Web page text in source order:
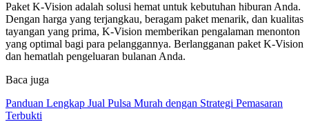
Paket K-Vision adalah solusi hemat untuk kebutuhan hiburan Anda.
Dengan harga yang terjangkau, beragam paket menarik, dan kualitas
tayangan yang prima, K-Vision memberikan pengalaman menonton
yang optimal bagi para pelanggannya. Berlangganan paket K-Vision
dan hematlah pengeluaran bulanan Anda.
Baca juga
Panduan Lengkap Jual Pulsa Murah dengan Strategi Pemasaran
Terbukti